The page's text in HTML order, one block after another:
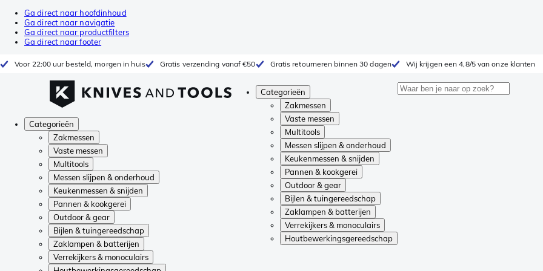
Ga direct naar hoofdinhoud
Ga direct naar navigatie
Ga direct naar productfilters
Ga direct naar footer
Voor 22:00 uur besteld, morgen in huis Gratis verzending vanaf €50 Gratis retourneren binnen 30 dagen Wij krijgen een 4,8/5 van onze klanten
Categorieën
Zakmessen
Vaste messen
Multitools
Messen slijpen & onderhoud
Keukenmessen & snijden
Pannen & kookgerei
Outdoor & gear
Bijlen & tuingereedschap
Zaklampen & batterijen
Verrekijkers & monoculairs
Houtbewerkingsgereedschap
Categorieën
Zakmessen
Vaste messen
Multitools
Messen slijpen & onderhoud
Keukenmessen & snijden
Pannen & kookgerei
Outdoor & gear
Bijlen & tuingereedschap
Zaklampen & batterijen
Verrekijkers & monoculairs